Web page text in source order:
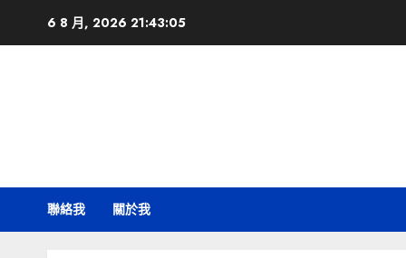
6 8 月, 2026 21:43:06
聯絡我 關於我